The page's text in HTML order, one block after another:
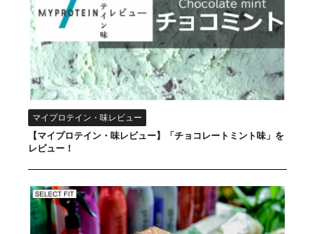
マイプロテイン・味レビュー
【マイプロテイン・味レビュー】「チョコレートミント味」を
レビュー！